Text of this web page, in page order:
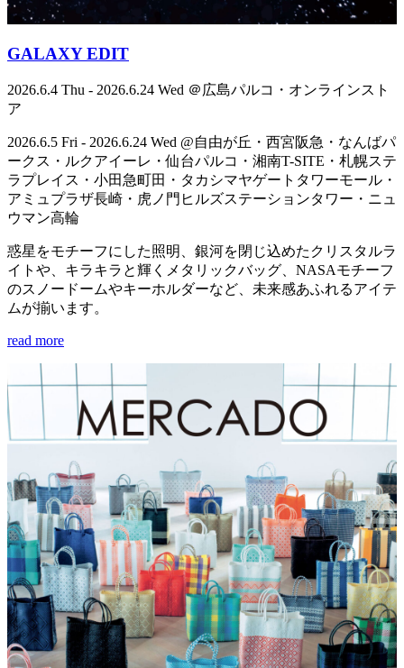
GALAXY EDIT
2026.6.4 Thu - 2026.6.24 Wed ＠広島パルコ・オンラインスト
ア
2026.6.5 Fri - 2026.6.24 Wed @自由が丘・西宮阪急・なんばパ
ークス・ルクアイーレ・仙台パルコ・湘南T-SITE・札幌ステ
ラプレイス・小田急町田・タカシマヤゲートタワーモール・
アミュプラザ長崎・虎ノ門ヒルズステーションタワー・ニュ
ウマン高輪
惑星をモチーフにした照明、銀河を閉じ込めたクリスタルラ
イトや、キラキラと輝くメタリックバッグ、NASAモチーフ
のスノードームやキーホルダーなど、未来感あふれるアイテ
ムが揃います。
read more